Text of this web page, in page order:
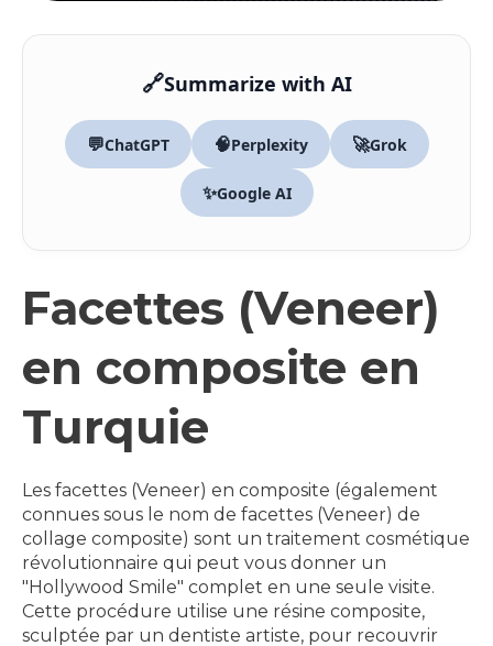
🔗Summarize with AI
💬ChatGPT 🧠Perplexity 🚀Grok
✨Google AI
Facettes (Veneer)
en composite en
Turquie
Les facettes (Veneer) en composite (également
connues sous le nom de facettes (Veneer) de
collage composite) sont un traitement cosmétique
révolutionnaire qui peut vous donner un
"Hollywood Smile" complet en une seule visite.
Cette procédure utilise une résine composite,
sculptée par un dentiste artiste, pour recouvrir